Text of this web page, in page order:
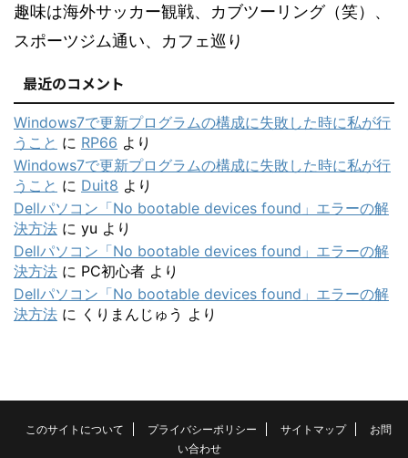
趣味は海外サッカー観戦、カブツーリング（笑）、
スポーツジム通い、カフェ巡り
最近のコメント
Windows7で更新プログラムの構成に失敗した時に私が行
うこと に RP66 より
Windows7で更新プログラムの構成に失敗した時に私が行
うこと に Duit8 より
Dellパソコン「No bootable devices found」エラーの解
決方法 に yu より
Dellパソコン「No bootable devices found」エラーの解
決方法 に PC初心者 より
Dellパソコン「No bootable devices found」エラーの解
決方法 に くりまんじゅう より
このサイトについて プライバシーポリシー サイトマップ
お問
い合わせ